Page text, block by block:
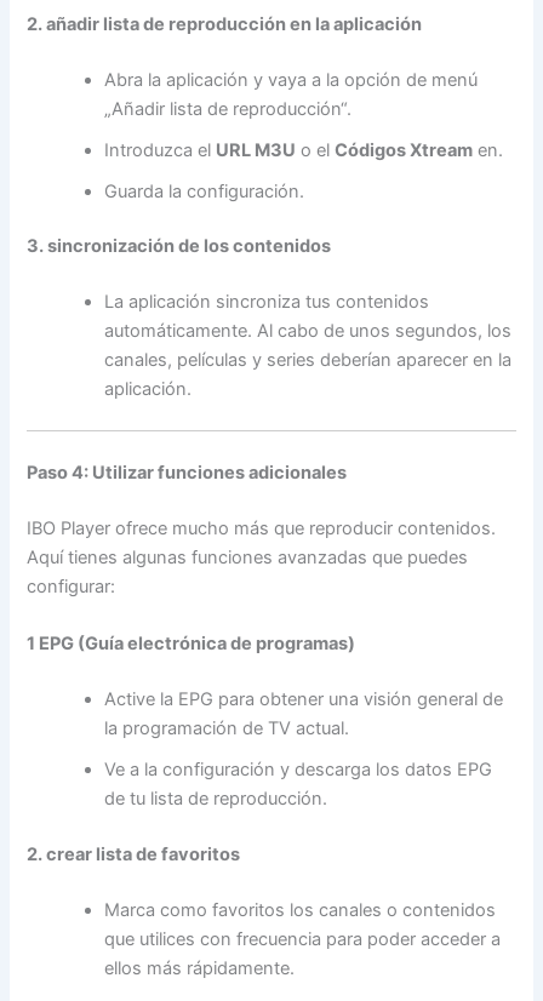
2. añadir lista de reproducción en la aplicación
Abra la aplicación y vaya a la opción de menú
„Añadir lista de reproducción“.
Introduzca el URL M3U o elCódigos Xtream en.
Guarda la configuración.
3. sincronización de los contenidos
La aplicación sincroniza tus contenidos
automáticamente. Al cabo de unos segundos, los
canales, películas y series deberían aparecer en la
aplicación.
Paso 4: Utilizar funciones adicionales
IBO Player ofrece mucho más que reproducir contenidos.
Aquí tienes algunas funciones avanzadas que puedes
configurar:
1 EPG (Guía electrónica de programas)
Active la EPG para obtener una visión general de
la programación de TV actual.
Ve a la configuración y descarga los datos EPG
de tu lista de reproducción.
2. crear lista de favoritos
Marca como favoritos los canales o contenidos
que utilices con frecuencia para poder acceder a
ellos más rápidamente.